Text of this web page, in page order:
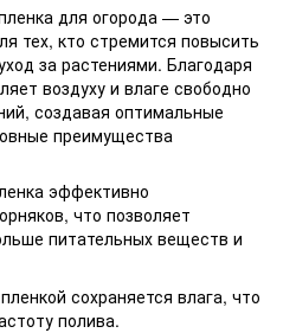
для огорода — это
тех, кто стремится повысить
за растениями. Благодаря
воздуху и влаге свободно
создавая оптимальные
преимущества
эффективно
что позволяет
питательных веществ и
сохраняется влага, что
полива.